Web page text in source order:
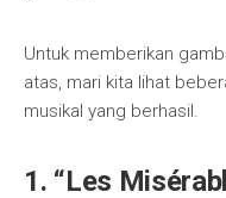
Untuk memberikan
atas, mari kita lihat
musikal yang berhasil.
1. “Les